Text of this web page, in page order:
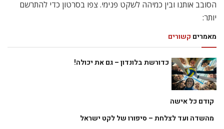
הסובב אותנו ובין כמיהה לשקט פנימי. צפו בסרטון כדי להתרשם
יותר:
מאמרים קשורים
כדורשת בלונדון – גם את יכולה!
קודם כל אישה
מהשדה ועד לצלחת – סיפורו של לקט ישראל